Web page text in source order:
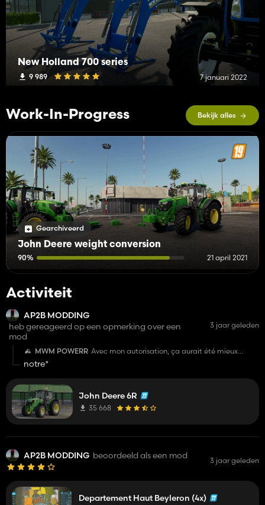
New Holland 700 series
9 989 7 januari 2022
Work-In-Progress Bekijk alles
Gearchiveerd
John Deere weight conversion
90% 21 april 2021
Activiteit
AP2B MODDING
heb gereageerd op een opmerking over een
mod
3 jaar geleden
MWM POWERR Avec mon autorisation, ça aurait été mieux...
notre*
John Deere 6R
35 668
AP2B MODDING beoordeeld als een mod 3 jaar geleden
Departement Haut Beyleron (4x)